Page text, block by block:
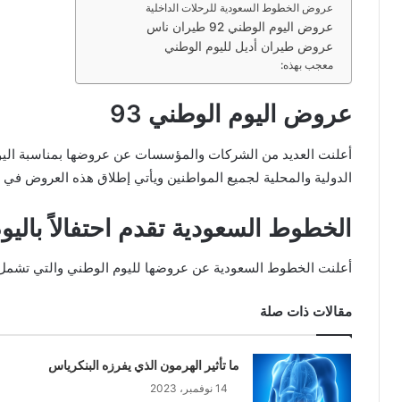
عروض الخطوط السعودية للرحلات الداخلية
عروض اليوم الوطني 92 طيران ناس
عروض طيران أديل لليوم الوطني
معجب بهذه:
عروض اليوم الوطني 93
الدولية والمحلية لجميع المواطنين ويأتي إطلاق هذه العروض في
الخطوط السعودية تقدم احتفالاً
أعلنت الخطوط السعودية عن عروضها لليوم الوطني والتي
مقالات ذات صلة
ما تأثير الهرمون الذي يفرزه البنكرياس
14 نوفمبر، 2023